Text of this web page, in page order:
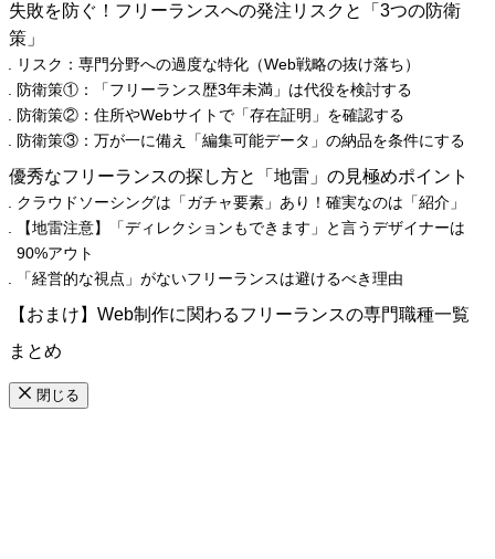
失敗を防ぐ！フリーランスへの発注リスクと「3つの防衛
策」
リスク：専門分野への過度な特化（Web戦略の抜け落ち）
防衛策①：「フリーランス歴3年未満」は代役を検討する
防衛策②：住所やWebサイトで「存在証明」を確認する
防衛策③：万が一に備え「編集可能データ」の納品を条件にする
優秀なフリーランスの探し方と「地雷」の見極めポイント
クラウドソーシングは「ガチャ要素」あり！確実なのは「紹介」
【地雷注意】「ディレクションもできます」と言うデザイナーは
90%アウト
「経営的な視点」がないフリーランスは避けるべき理由
【おまけ】Web制作に関わるフリーランスの専門職種一覧
まとめ
閉じる